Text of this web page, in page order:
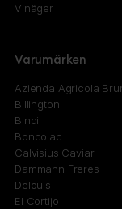
Vinäger
Varumärken
Azienda Agricola
Billington
Bindi
Boncolac
Calvisius Caviar
Dammann Freres
Delouis
El Cortijo